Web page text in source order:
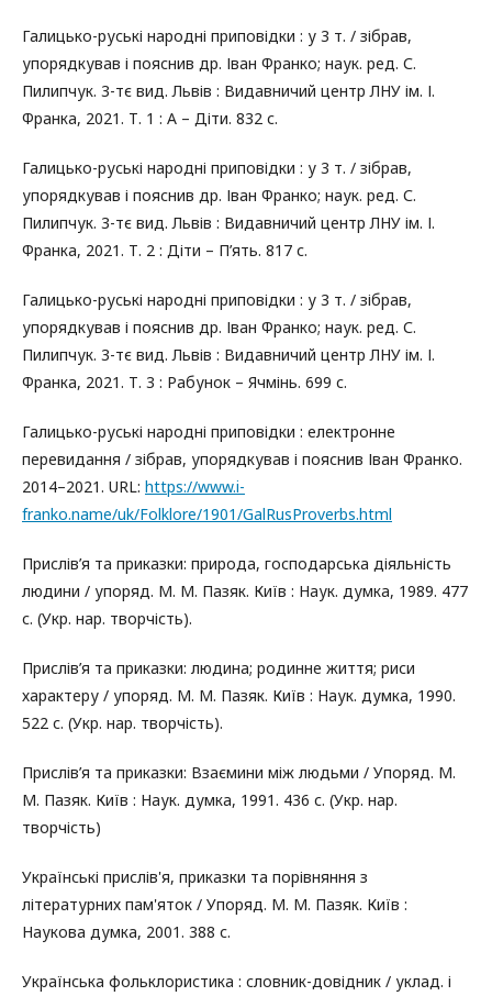
Галицько-руські народні приповідки : у 3 т. / зібрав,
упорядкував і пояснив др. Іван Франко; наук. ред. С.
Пилипчук. 3-тє вид. Львів : Видавничий центр ЛНУ ім. І.
Франка, 2021. Т. 1 : А – Діти. 832 с.
Галицько-руські народні приповідки : у 3 т. / зібрав,
упорядкував і пояснив др. Іван Франко; наук. ред. С.
Пилипчук. 3-тє вид. Львів : Видавничий центр ЛНУ ім. І.
Франка, 2021. Т. 2 : Діти – П’ять. 817 с.
Галицько-руські народні приповідки : у 3 т. / зібрав,
упорядкував і пояснив др. Іван Франко; наук. ред. С.
Пилипчук. 3-тє вид. Львів : Видавничий центр ЛНУ ім. І.
Франка, 2021. Т. 3 : Рабунок – Ячмінь. 699 с.
Галицько-руські народні приповідки : електронне
перевидання / зібрав, упорядкував і пояснив Іван Франко.
2014–2021. URL: https://www.i-
franko.name/uk/Folklore/1901/GalRusProverbs.html
Прислів’я та приказки: природа, господарська діяльність
людини / упоряд. М. М. Пазяк. Київ : Наук. думка, 1989. 477
с. (Укр. нар. творчість).
Прислів’я та приказки: людина; родинне життя; риси
характеру / упоряд. М. М. Пазяк. Київ : Наук. думка, 1990.
522 с. (Укр. нар. творчість).
Прислів’я та приказки: Взаємини між людьми / Упоряд. М.
М. Пазяк. Київ : Наук. думка, 1991. 436 с. (Укр. нар.
творчість)
Українські прислів'я, приказки та порівняння з
літературних пам'яток / Упоряд. М. М. Пазяк. Київ :
Наукова думка, 2001. 388 с.
Українська фольклористика : словник-довідник / уклад. і